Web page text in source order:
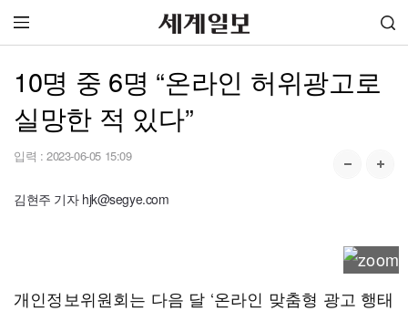
10명 중 6명 “온라인 허위광고로
실망한 적 있다”
입력 : 2023-06-05 15:09
김현주 기자 hjk@segye.com
개인정보위원회는 다음 달 ‘온라인 맞춤형 광고 행태